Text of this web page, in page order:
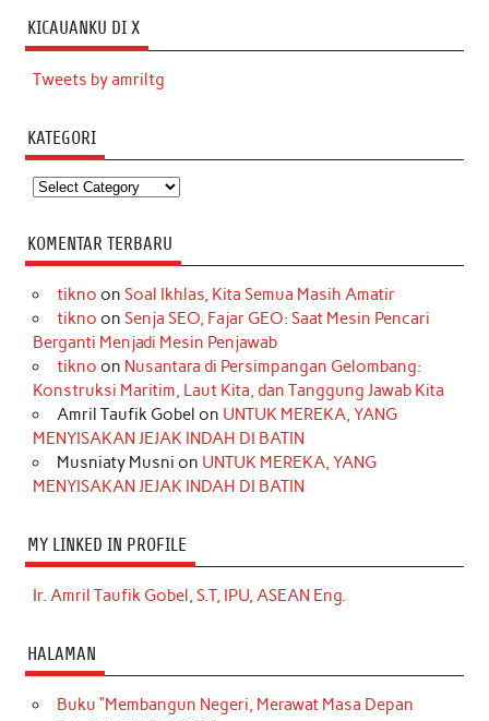
KICAUANKU DI X
Tweets by amriltg
KATEGORI
Kategori
KOMENTAR TERBARU
tikno on Soal Ikhlas, Kita Semua Masih Amatir
tikno on Senja SEO, Fajar GEO: Saat Mesin Pencari
Berganti Menjadi Mesin Penjawab
tikno on Nusantara di Persimpangan Gelombang:
Konstruksi Maritim, Laut Kita, dan Tanggung Jawab Kita
Amril Taufik Gobel on UNTUK MEREKA, YANG
MENYISAKAN JEJAK INDAH DI BATIN
Musniaty Musni on UNTUK MEREKA, YANG
MENYISAKAN JEJAK INDAH DI BATIN
MY LINKED IN PROFILE
Ir. Amril Taufik Gobel, S.T, IPU, ASEAN Eng.
HALAMAN
Buku “Membangun Negeri, Merawat Masa Depan